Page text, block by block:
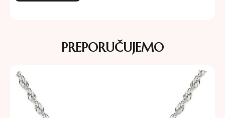
PREPORUČUJEMO